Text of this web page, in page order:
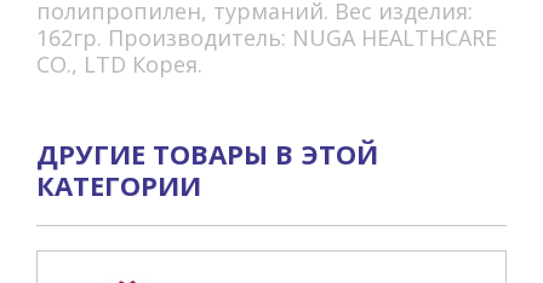
полипропилен, турманий. Вес изделия:
162гр. Производитель: NUGA HEALTHCARE
CO., LTD Корея.
ДРУГИЕ ТОВАРЫ В ЭТОЙ
КАТЕГОРИИ